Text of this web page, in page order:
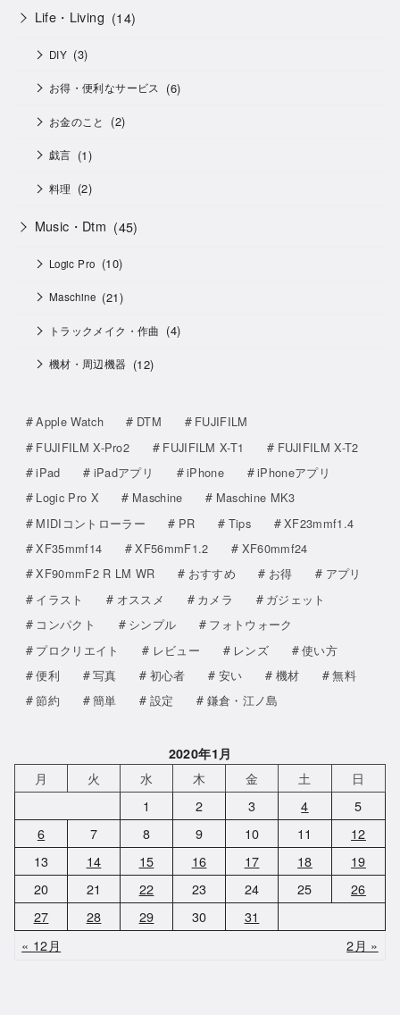
Life・Living (14)
DIY (3)
お得・便利なサービス (6)
お金のこと (2)
戯言 (1)
料理 (2)
Music・Dtm (45)
Logic Pro (10)
Maschine (21)
トラックメイク・作曲 (4)
機材・周辺機器 (12)
Apple Watch DTM
FUJIFILM
FUJIFILM X-Pro2
FUJIFILM X-T1
FUJIFILM X-T2
iPad
iPadアプリ iPhone
iPhoneアプリ
Logic Pro X
Maschine
Maschine MK3
MIDIコントローラー
PR Tips
XF23mmf1.4
XF35mmf14
XF56mmF1.2
XF60mmf24
XF90mmF2 R LM WR
おすすめ お得
アプリ
イラスト
オススメ カメラ
ガジェット
コンパクト
シンプル
フォトウォーク
プロクリエイト
レビュー レンズ
使い方
便利
写真 初心者 安い 機材
無料
節約
簡単 設定 鎌倉・江ノ島
2020年1月
月 火 水 木 金 土
日
1
2 3 4
5
6
7 8 9 10 11
12
13
14 15 16 17 18
19
20
21 22 23 24 25
26
27
28 29 30
31
« 12月
2月 »